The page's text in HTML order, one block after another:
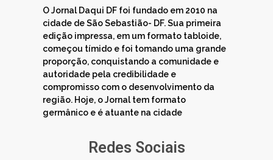
O Jornal Daqui DF foi fundado em 2010 na
cidade de São Sebastião- DF. Sua primeira
edição impressa, em um formato tabloide,
começou tímido e foi tomando uma grande
proporção, conquistando a comunidade e
autoridade pela credibilidade e
compromisso com o desenvolvimento da
região. Hoje, o Jornal tem formato
germânico e é atuante na cidade
Redes Sociais